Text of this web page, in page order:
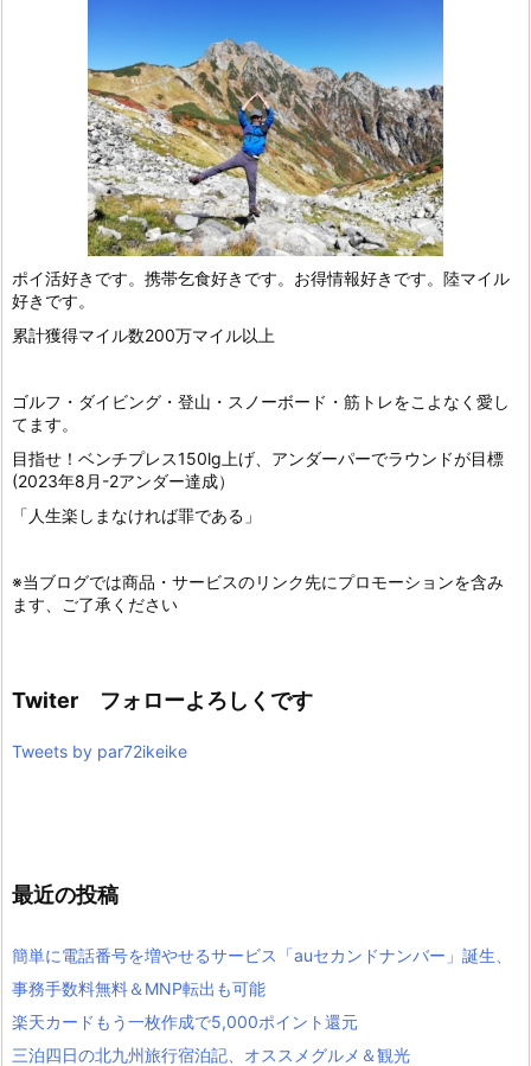
ポイ活好きです。携帯乞食好きです。お得情報好きです。陸マイル
好きです。
累計獲得マイル数200万マイル以上
ゴルフ・ダイビング・登山・スノーボード・筋トレをこよなく愛し
てます。
目指せ！ベンチプレス150lg上げ、アンダーパーでラウンドが目標
(2023年8月-2アンダー達成）
「人生楽しまなければ罪である」
※当ブログでは商品・サービスのリンク先にプロモーションを含み
ます、ご了承ください
Twiter フォローよろしくです
Tweets by par72ikeike
最近の投稿
簡単に電話番号を増やせるサービス「auセカンドナンバー」誕生、
事務手数料無料＆MNP転出も可能
楽天カードもう一枚作成で5,000ポイント還元
三泊四日の北九州旅行宿泊記、オススメグルメ＆観光